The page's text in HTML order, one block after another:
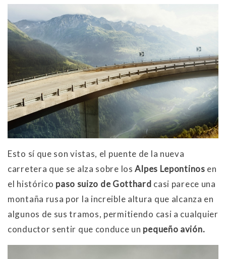
Esto sí que son vistas, el puente de la nueva
carretera que se alza sobre losAlpes Lepontinos en
el histórico paso suizo de Gotthard casi parece una
montaña rusa por la increible altura que alcanza en
algunos de sus tramos, permitiendo casi a cualquier
conductor sentir que conduce un pequeño avión.